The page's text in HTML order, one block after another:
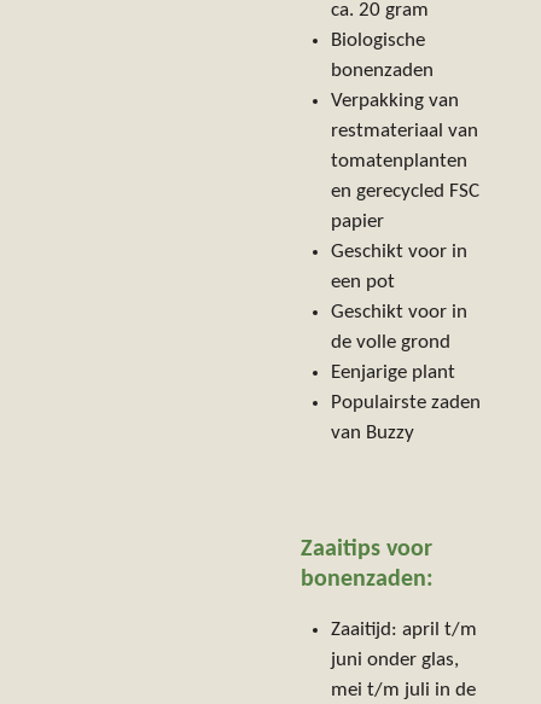
ca. 20 gram
Biologische
bonenzaden
Verpakking van
restmateriaal van
tomatenplanten
en gerecycled FSC
papier
Geschikt voor in
een pot
Geschikt voor in
de volle grond
Eenjarige plant
Populairste zaden
van Buzzy
Zaaitips voor
bonenzaden:
Zaaitijd: april t/m
juni onder glas,
mei t/m juli in de